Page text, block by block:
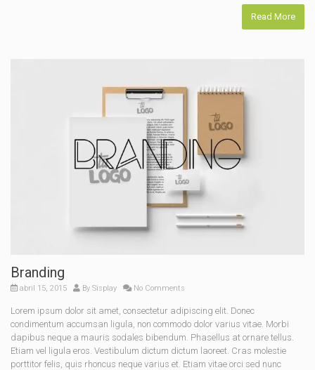
Read More
Branding
abril 15, 2015 By Sisplay No Comments
Lorem ipsum dolor sit amet, consectetur adipiscing elit. Donec
condimentum accumsan ligula, non commodo dolor varius vitae. Morbi
dapibus neque a mauris sodales bibendum. Phasellus at ornare tellus.
Etiam vel ligula eros. Vestibulum dictum dictum laoreet. Cras molestie
porttitor felis, quis rhoncus neque varius et. Etiam vitae orci sed nunc